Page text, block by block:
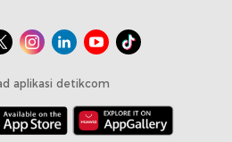
aplikasi detikcom